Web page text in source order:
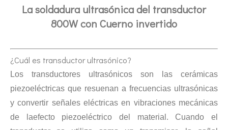
Actualmente, la investigación sobre la extracción de antioxidantes
La soldadura ultrasónica del transductor
800W con Cuerno invertido
¿Cuál es transductor ultrasónico?
Los transductores ultrasónicos son las cerámicas
piezoeléctricas que resuenan a frecuencias ultrasónicas
y convertir señales eléctricas en vibraciones mecánicas
de laefecto piezoeléctrico del material. Cuando el